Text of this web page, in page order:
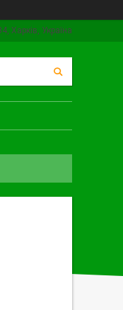
Харків, Україна